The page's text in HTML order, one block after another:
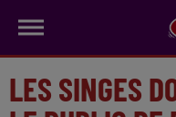
LES SINGES